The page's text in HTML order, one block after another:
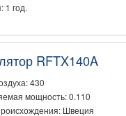
1 год.
RFTX140A
430
мощность: 0.110
Швеция